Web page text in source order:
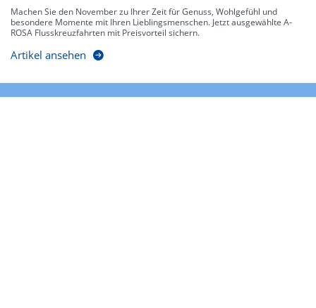
Machen Sie den November zu Ihrer Zeit für Genuss, Wohlgefühl und
besondere Momente mit Ihren Lieblingsmenschen. Jetzt ausgewählte A-
ROSA Flusskreuzfahrten mit Preisvorteil sichern.
Artikel ansehen